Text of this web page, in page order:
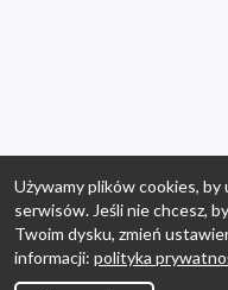
Używamy plików cookies, by
serwisów. Jeśli nie chcesz,
Twoim dysku, zmień
informacji: polityka